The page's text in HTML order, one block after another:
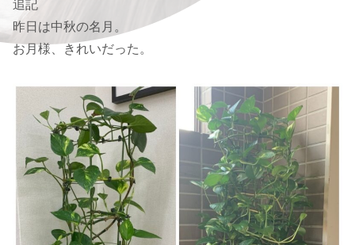
追記
昨日は中秋の名月。
お月様、きれいだった。